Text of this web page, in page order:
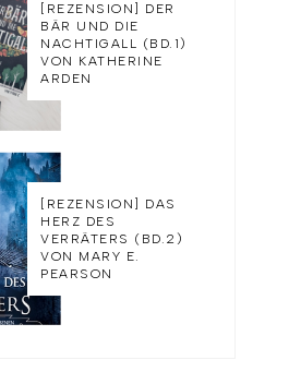
[REZENSION] DER
BÄR UND DIE
NACHTIGALL (BD.1)
VON KATHERINE
ARDEN
[REZENSION] DAS
HERZ DES
VERRÄTERS (BD.2)
VON MARY E.
PEARSON